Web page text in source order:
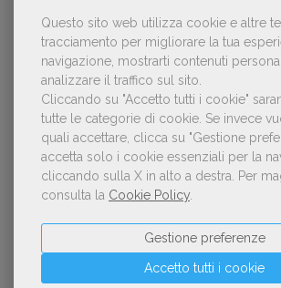
Questo sito web utilizza cookie e altre
tracciamento per migliorare la tua
navigazione, mostrarti contenuti
analizzare il traffico sul sito.
Cliccando su "Accetto tutti i cookie"
tutte le categorie di cookie. Se invece
quali accettare, clicca su "Gestione
accetta solo i cookie essenziali per la
cliccando sulla X in alto a destra.
Per
consulta la Cookie Policy
Accetto tutti i cookie
Gestione preferenze
Spammy, Low-quality, Over-
sono gli «slop», libri scritti con
inquinano la narrativa di genere
Kobo ha rifiutato il 45% dei testi
sospetto utilizzo dell’IA
NOTIZIE DALL'AIE